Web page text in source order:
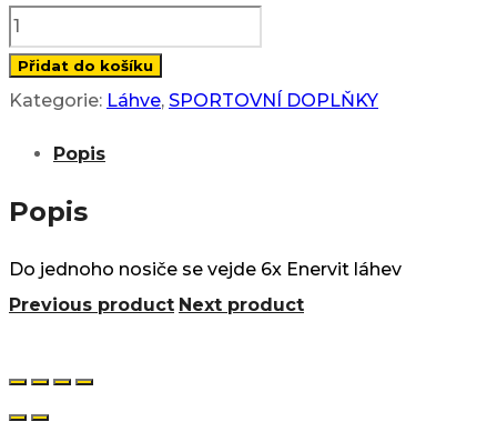
Nosič
na
lahve
množství
Přidat do košíku
Kategorie: Láhve, SPORTOVNÍ DOPLŇKY
Popis
Popis
Do jednoho nosiče se vejde 6x Enervit láhev
Previous product Next product